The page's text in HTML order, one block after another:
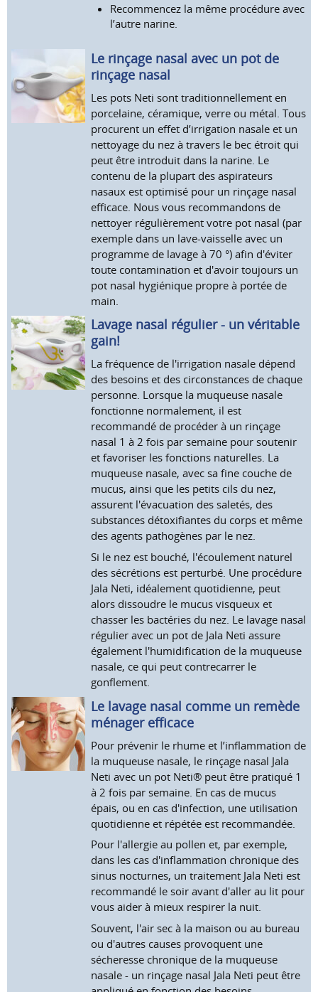
Recommencez la même procédure avec
l’autre narine.
Le rinçage nasal avec un pot de
rinçage nasal
Les pots Neti sont traditionnellement en
porcelaine, céramique, verre ou métal. Tous
procurent un effet d’irrigation nasale et un
nettoyage du nez à travers le bec étroit qui
peut être introduit dans la narine. Le
contenu de la plupart des aspirateurs
nasaux est optimisé pour un rinçage nasal
efficace. Nous vous recommandons de
nettoyer régulièrement votre pot nasal (par
exemple dans un lave-vaisselle avec un
programme de lavage à 70 °) afin d'éviter
toute contamination et d'avoir toujours un
pot nasal hygiénique propre à portée de
main.
Lavage nasal régulier - un véritable
gain!
La fréquence de l'irrigation nasale dépend
des besoins et des circonstances de chaque
personne. Lorsque la muqueuse nasale
fonctionne normalement, il est
recommandé de procéder à un rinçage
nasal 1 à 2 fois par semaine pour soutenir
et favoriser les fonctions naturelles. La
muqueuse nasale, avec sa fine couche de
mucus, ainsi que les petits cils du nez,
assurent l'évacuation des saletés, des
substances détoxifiantes du corps et même
des agents pathogènes par le nez.
Si le nez est bouché, l'écoulement naturel
des sécrétions est perturbé. Une procédure
Jala Neti, idéalement quotidienne, peut
alors dissoudre le mucus visqueux et
chasser les bactéries du nez. Le lavage nasal
régulier avec un pot de Jala Neti assure
également l'humidification de la muqueuse
nasale, ce qui peut contrecarrer le
gonflement.
Le lavage nasal comme un remède
ménager efficace
Pour prévenir le rhume et l’inflammation de
la muqueuse nasale, le rinçage nasal Jala
Neti avec un pot Neti® peut être pratiqué 1
à 2 fois par semaine. En cas de mucus
épais, ou en cas d'infection, une utilisation
quotidienne et répétée est recommandée.
Pour l'allergie au pollen et, par exemple,
dans les cas d'inflammation chronique des
sinus nocturnes, un traitement Jala Neti est
recommandé le soir avant d'aller au lit pour
vous aider à mieux respirer la nuit.
Souvent, l'air sec à la maison ou au bureau
ou d'autres causes provoquent une
sécheresse chronique de la muqueuse
nasale - un rinçage nasal Jala Neti peut être